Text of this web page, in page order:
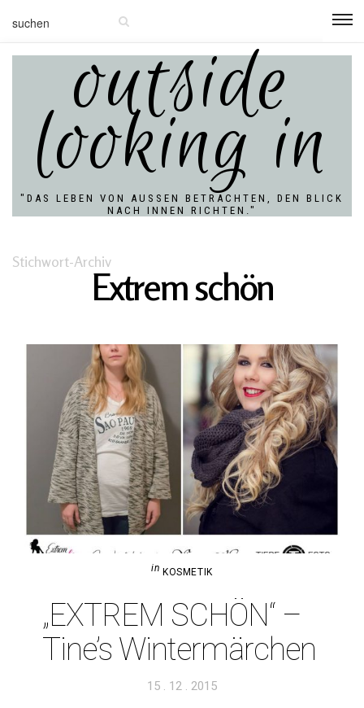
outside
looking in
"DAS LEBEN VON AUSSEN BETRACHTEN, DEN BLICK N
ACH INNEN RICHTEN."
Stichwort-Archiv
Extrem schön
in KOSMETIK
„EXTREM SCHÖN“ –
Tine’s Wintermärchen
Veröffentlicht
15 . 12 . 2015